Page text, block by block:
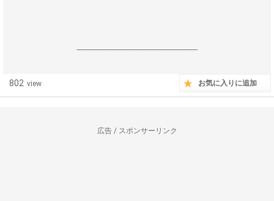
------------------------------------------------------------------
802 view お気に入りに追加
広告 / スポンサーリンク